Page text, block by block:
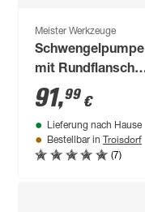
Meister Werkzeuge
Schwengelpumpe
mit Rundflansch
grün 65,5 cm
91,99 €
Lieferung nach Hause
Bestellbar in Troisdorf
(7)